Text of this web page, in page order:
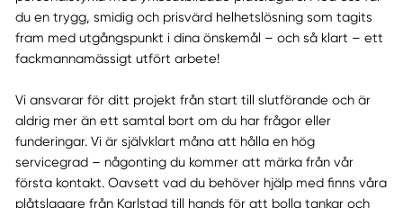
du en trygg, smidig och prisvärd helhetslösning som tagits
fram med utgångspunkt i dina önskemål – och så klart – ett
fackmannamässigt utfört arbete!
Vi ansvarar för ditt projekt från start till slutförande och är
aldrig mer än ett samtal bort om du har frågor eller
funderingar. Vi är självklart måna att hålla en hög
servicegrad – någonting du kommer att märka från vår
första kontakt. Oavsett vad du behöver hjälp med finns våra
plåtslagare från Karlstad till hands för att bolla tankar och